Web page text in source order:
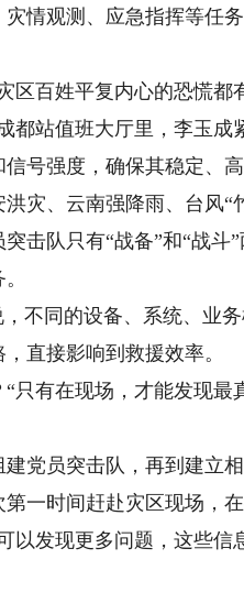
情观测、应急指挥等任
百姓平复内心的恐慌都
都站值班大厅里，李玉
号强度，确保其稳定、高
、云南强降雨、台风“
击队只有“战备”和“战斗
同的设备、系统、业务
直接影响到救援效率。
有在现场，才能发现最
员突击队，再到建立
一时间赶赴灾区现场，
以发现更多问题，这些信